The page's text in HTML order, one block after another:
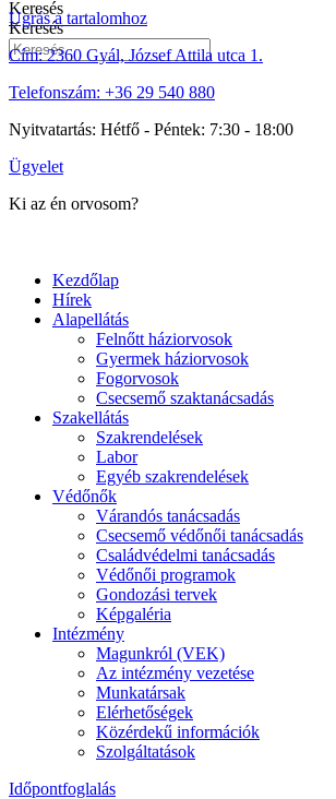
Ugrás a tartalomhoz
Cím:2360 Gyál, József Attila utca 1.
Telefonszám: +36 29 540 880
Nyitvatartás: Hétfő - Péntek: 7:30 - 18:00
Ügyelet
Ki az én orvosom?
Kezdőlap
Hírek
Alapellátás
Felnőtt háziorvosok
Gyermek háziorvosok
Fogorvosok
Csecsemő szaktanácsadás
Szakellátás
Szakrendelések
Labor
Egyéb szakrendelések
Védőnők
Várandós tanácsadás
Csecsemő védőnői tanácsadás
Családvédelmi tanácsadás
Védőnői programok
Gondozási tervek
Képgaléria
Intézmény
Magunkról (VEK)
Az intézmény vezetése
Munkatársak
Elérhetőségek
Közérdekű információk
Szolgáltatások
Időpontfoglalás
Keresés
Keresés